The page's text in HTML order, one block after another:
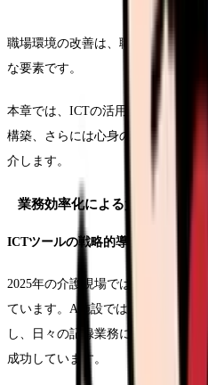
職場環境の改善は、職員の定着率
な要素です。
本章では、ICTの活用による業務
構築、さらには心身の健康管理支
介します。
業務効率化による負担軽減
ICTツールの戦略的導入
2025年の介護現場では、デジタル
ています。A施設では、タブレット
し、日々の記録業務にかかる時間
成功しています。